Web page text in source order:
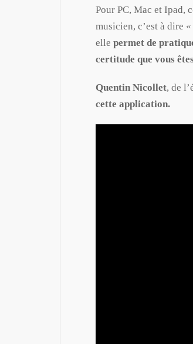
Pour PC, Mac et Ipad,
musicien, c’est à dire
elle permet de
certitude que vous
Quentin Nicollet, de
cette application.